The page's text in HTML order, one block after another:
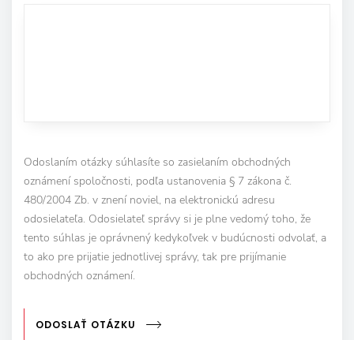
Odoslaním otázky súhlasíte so zasielaním obchodných
oznámení spoločnosti, podľa ustanovenia § 7 zákona č.
480/2004 Zb. v znení noviel, na elektronickú adresu
odosielateľa. Odosielateľ správy si je plne vedomý toho, že
tento súhlas je oprávnený kedykoľvek v budúcnosti odvolať, a
to ako pre prijatie jednotlivej správy, tak pre prijímanie
obchodných oznámení.
ODOSLAŤ OTÁZKU